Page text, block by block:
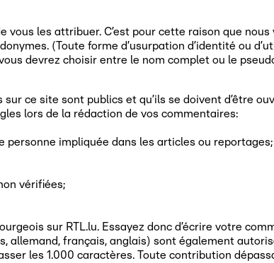
les attribuer. C’est pour cette raison que nous
(Toute forme d’usurpation d’identité ou
devrez choisir entre le nom complet ou le
ce site sont publics et qu’ils se doivent d’être
lors de la rédaction de vos commentaires:
impliquée dans les articles ou reportages;
vérifiées;
sur RTL.lu. Essayez donc d’écrire votre
allemand, français, anglais) sont également
les 1.000 caractères. Toute contribution